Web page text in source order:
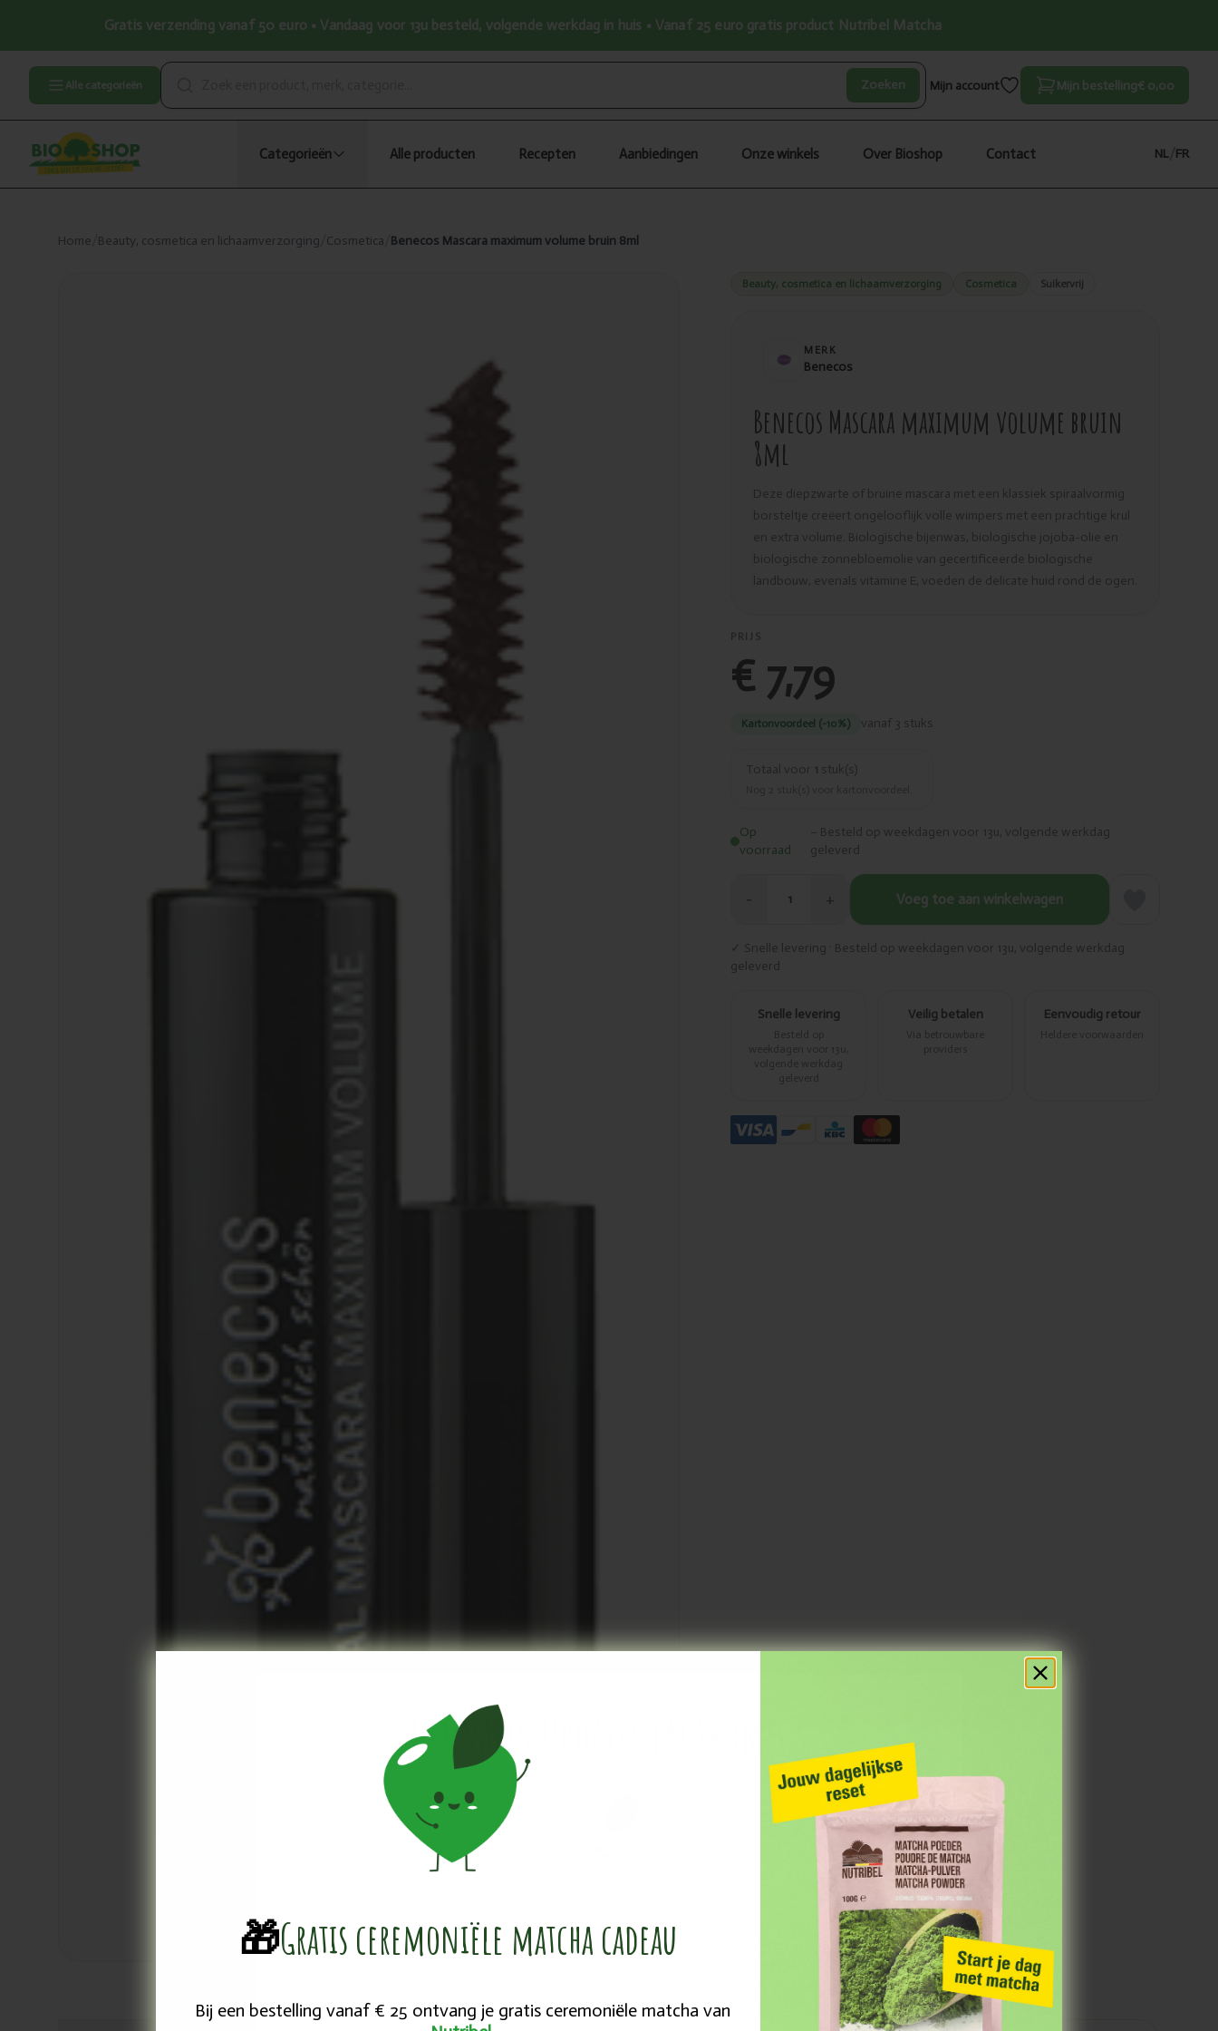
Gratis verzending vanaf 50 euro • Vandaag voor 13u besteld, volgende werkdag in huis • Vanaf 25 euro gratis product Nutribel Matcha
Alle categorieën Zoeken Mijn account Mijn bestelling€ 0,00
Categorieën Alle producten Recepten Aanbiedingen Onze winkels Over Bioshop Contact NL FR
Home Beauty, cosmetica en lichaamverzorging Cosmetica Benecos Mascara maximum volume bruin 8ml
Beauty, cosmetica en lichaamverzorging Cosmetica Suikervrij
MERK
Benecos
Benecos Mascara maximum volume bruin
8ml
Deze diepzwarte of bruine mascara met een klassiek spiraalvormig
borsteltje creëert ongelooflijk volle wimpers met een prachtige krul
en extra volume. Biologische bijenwas, biologische jojoba-olie en
biologische zonnebloemolie van gecertificeerde biologische
landbouw, evenals vitamine E, voeden de delicate huid rond de ogen.
PRIJS
€ 7,79
Kartonvoordeel (-10%) vanaf 3 stuks
Totaal voor 1 stuk(s)
Op
voorraad
– Besteld op weekdagen voor 13u, volgende werkdag
geleverd
− 1 + Voeg toe aan winkelwagen
✓ Snelle levering · Besteld op weekdagen voor 13u, volgende werkdag
geleverd
Snelle levering
Besteld op
weekdagen voor 13u,
volgende werkdag
geleverd
Veilig betalen
Via betrouwbare
providers
Eenvoudig retour
Heldere voorwaarden
Ontvang Updates en Promo's
Wil je niks missen van wat er leeft in en rond Bioshop? Via onze nieuwsbrief blijf je op de hoogte van
promoties, acties, recepten, evenementen en nieuwigheden in de biowereld.
Email
🎁Gratis ceremoniële ​matcha cadeau
Bij een bestelling vanaf € 25 ontvang je gratis ceremoniële matcha van